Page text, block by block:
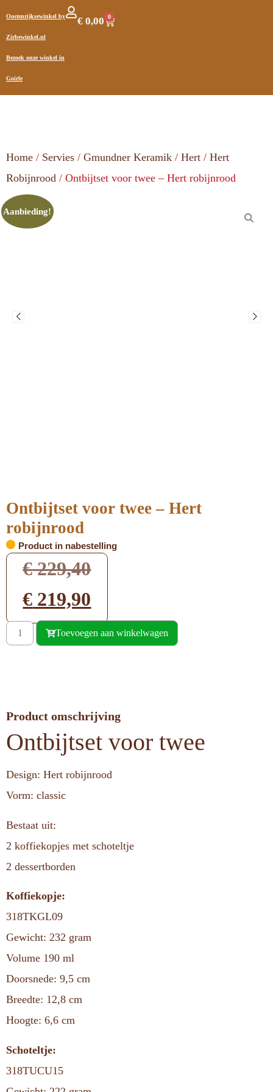
Oostenrijksewinkel by
Zirbewinkel.nl
Bezoek onze winkel in
Goirle
€ 0,00 0
Home / Servies / Gmundner Keramik / Hert / Hert
Robijnrood / Ontbijtset voor twee – Hert robijnrood
Aanbieding!
Ontbijtset voor twee – Hert
robijnrood
Product in nabestelling
€229,40
€ 219,90
Toevoegen aan winkelwagen
Product omschrijving
Ontbijtset voor twee
Design: Hert robijnrood
Vorm: classic
Bestaat uit:
2 koffiekopjes met schoteltje
2 dessertborden
Koffiekopje:
318TKGL09
Gewicht: 232 gram
Volume 190 ml
Doorsnede: 9,5 cm
Breedte: 12,8 cm
Hoogte: 6,6 cm
Schoteltje:
318TUCU15